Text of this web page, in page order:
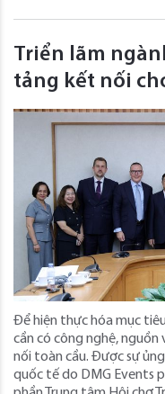
Triển lãm
tảng kết nối
Để hiện thực hóa mục
cần có công nghệ,
nối toàn cầu. Được sự
quốc tế do DMG Events